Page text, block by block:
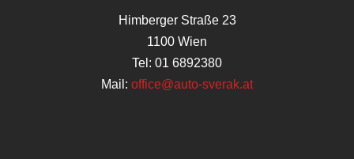
Himberger Straße 23
1100 Wien
Tel: 01 6892380
Mail: office@auto-sverak.at